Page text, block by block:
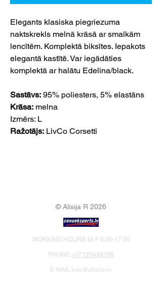
Elegants klasiska piegriezuma
naktskrekls melnā krāsā ar smalkām
lencītēm. Komplektā biksītes. Iepakots
elegantā kastītē. Var iegādāties
komplektā ar halātu Edelina/black.
Sastāvs: 95% poliesters, 5% elastāns
Krāsa: melna
Izmērs: L
Ražotājs: LivCo Corsetti
© Alisija R 2026
WORKING HOURS: M-F 8.00-17.00
PHONE:+37125499788
E-MAIL:info@alisijar.lv